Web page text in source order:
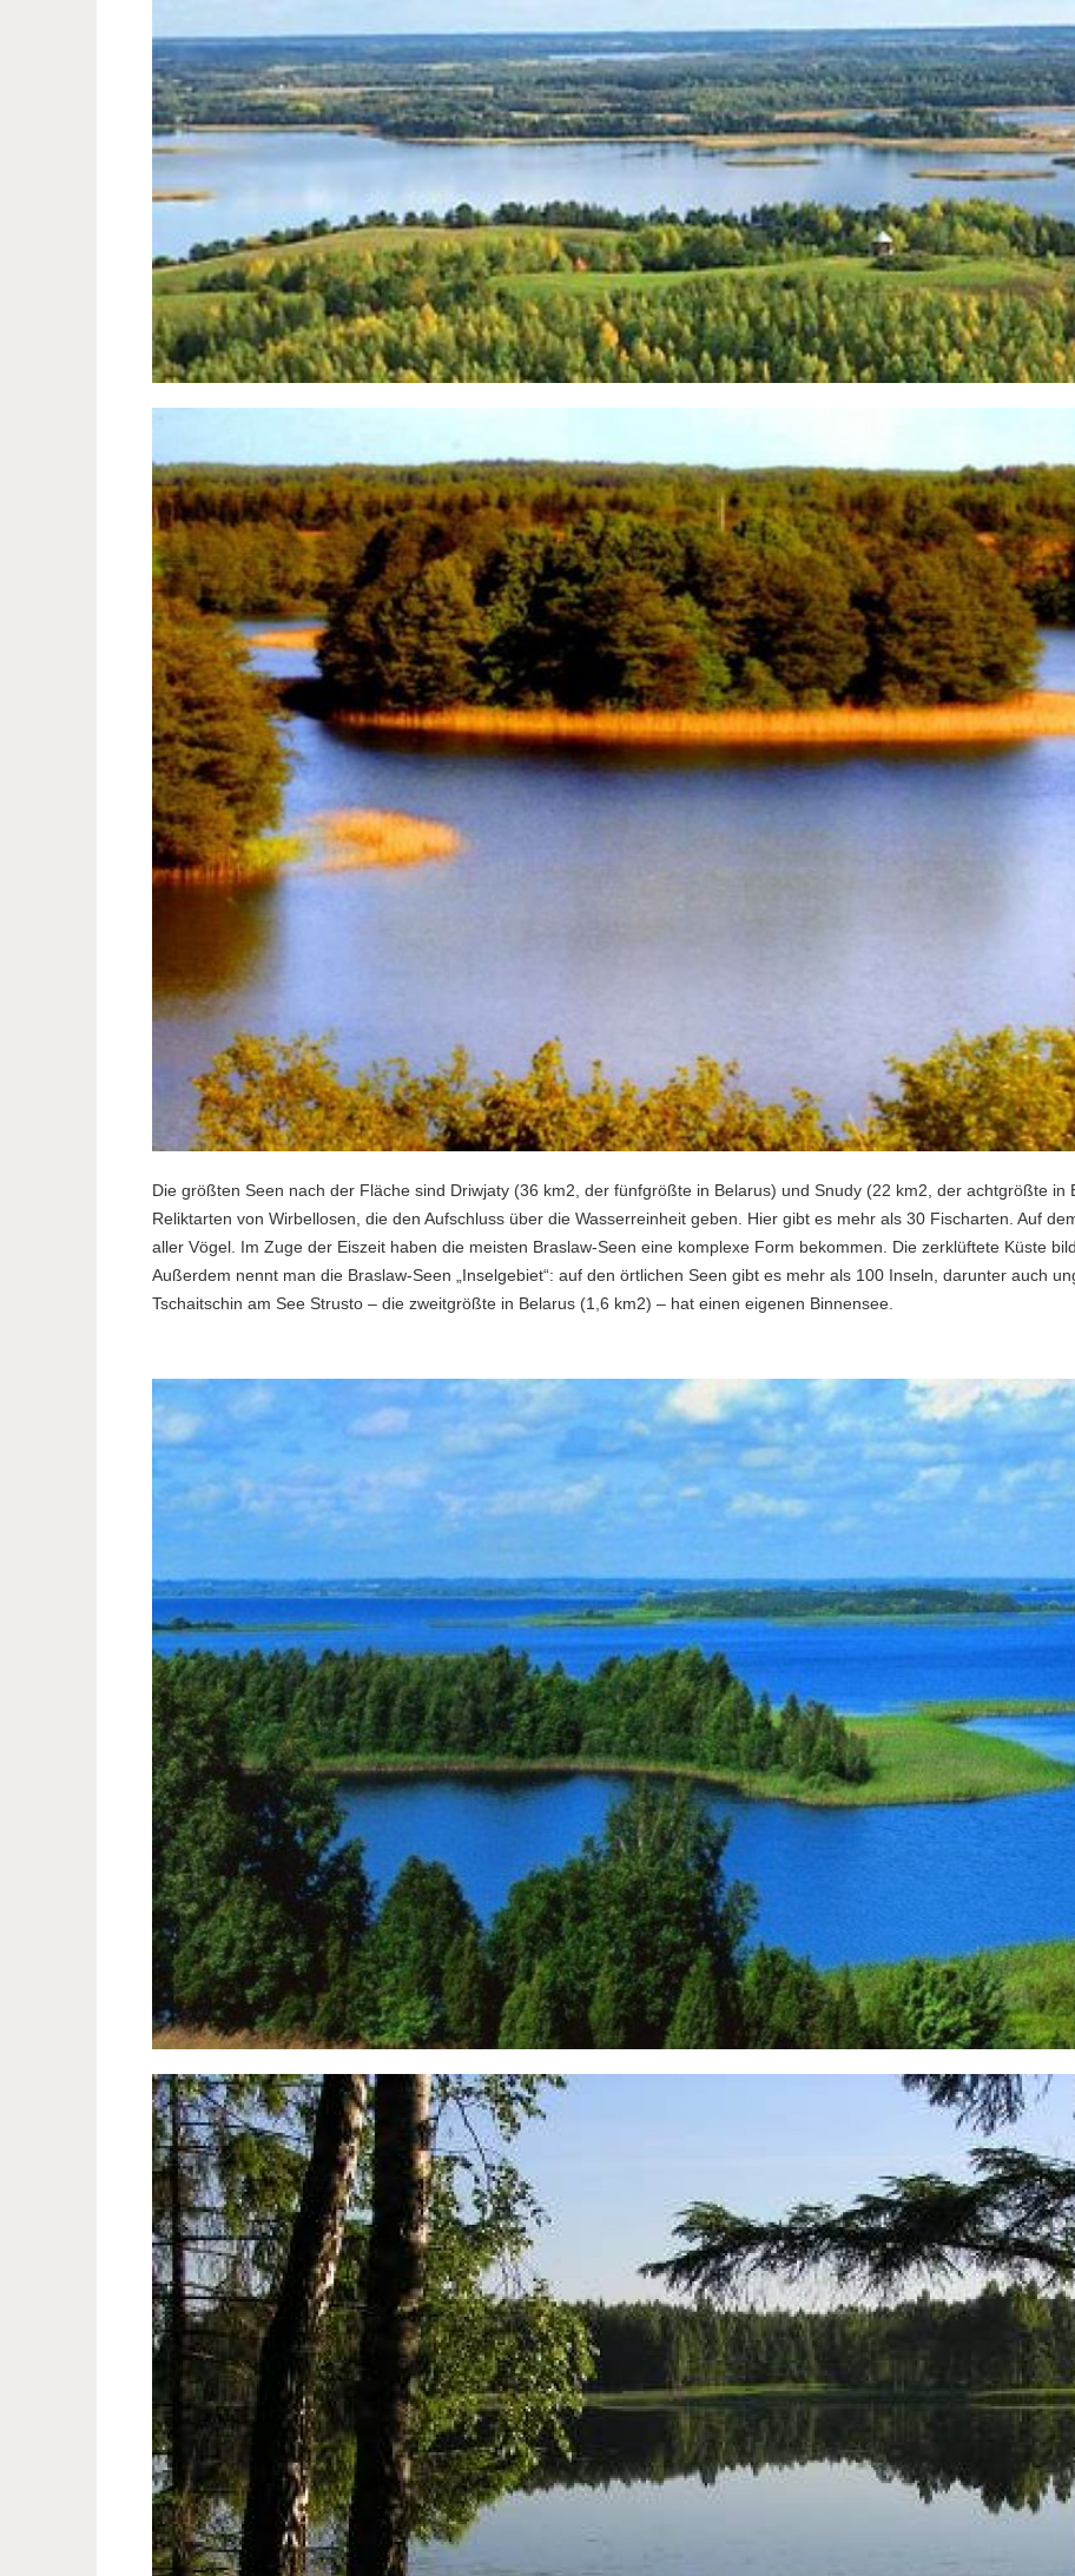
Die größten Seen nach der Fläche sind Driwjaty (36 km2, der fünfgrößte in Belarus) und Snudy (22 km2, der achtgrößte in
Reliktarten von Wirbellosen, die den Aufschluss über die Wasserreinheit geben. Hier gibt es mehr als 30 Fischarten. Auf
aller Vögel. Im Zuge der Eiszeit haben die meisten Braslaw-Seen eine komplexe Form bekommen. Die zerklüftete Küste
Außerdem nennt man die Braslaw-Seen „Inselgebiet“: auf den örtlichen Seen gibt es mehr als 100 Inseln, darunter auch
Tschaitschin am See Strusto – die zweitgrößte in Belarus (1,6 km2) – hat einen eigenen Binnensee.